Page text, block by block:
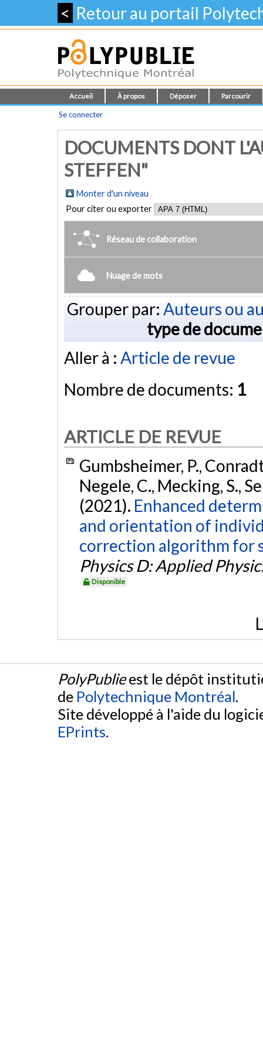
< Retour au portail
Accueil À propos Déposer Parcourir
Se connecter
DOCUMENTS DONT
STEFFEN"
Monter d'un niveau
Pour citer ou exporter
Réseau de collaboration
Nuage de mots
Grouper par: Auteurs ou
type de
Aller à : Article de revue
Nombre de documents: 1
ARTICLE DE REVUE
Gumbsheimer, P.,
Negele, C., Mecking, S.,
(2021). Enhanced
and orientation of
correction algorithm for
Physics D: Applied
Disponible
PolyPublieest le dépôt
de Polytechnique Montréal.
Site développé à l'aide du
EPrints.